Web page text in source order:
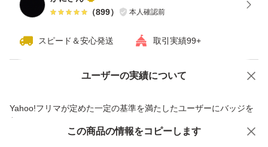
（899） 本人確認前
スピード＆安心発送 取引実績99+
ユーザーの実績について
Yahoo!フリマが定めた一定の基準を満たしたユーザーにバッジを
付与しています
価格の相談 商品への質問
この商品の情報をコピーします
この商品をみている人にオススメ